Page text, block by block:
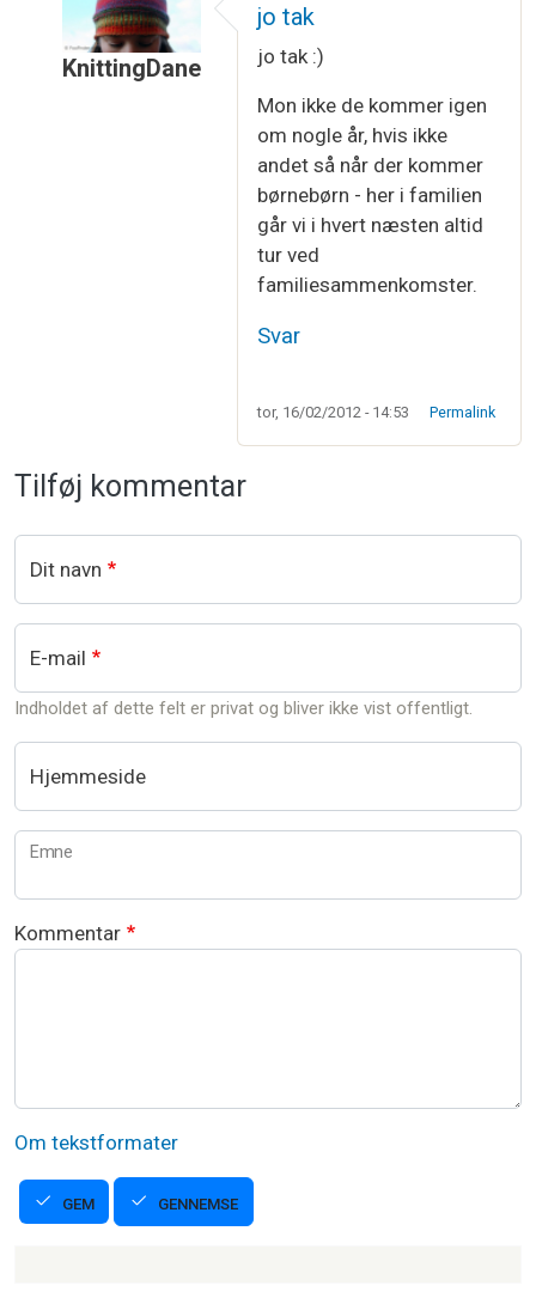
KnittingDane
Skønne piger du har ;) …af Vibeke
jo tak
jo tak :)
Mon ikke de kommer igen
om nogle år, hvis ikke
andet så når der kommer
børnebørn - her i familien
går vi i hvert næsten altid
tur ved
familiesammenkomster.
Svar
tor, 16/02/2012 - 14:53 Permalink
Tilføj kommentar
Dit navn
E-mail
Indholdet af dette felt er privat og bliver ikke vist offentligt.
Hjemmeside
Emne
Kommentar
Om tekstformater
GEM GENNEMSE